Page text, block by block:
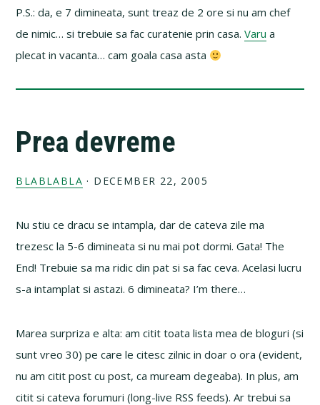
P.S.: da, e 7 dimineata, sunt treaz de 2 ore si nu am chef
de nimic… si trebuie sa fac curatenie prin casa.Varu a
plecat in vacanta… cam goala casa asta
Prea devreme
BLABLABLA · DECEMBER 22, 2005
Nu stiu ce dracu se intampla, dar de cateva zile ma
trezesc la 5-6 dimineata si nu mai pot dormi. Gata! The
End! Trebuie sa ma ridic din pat si sa fac ceva. Acelasi lucru
s-a intamplat si astazi. 6 dimineata? I’m there…
Marea surpriza e alta: am citit toata lista mea de bloguri (si
sunt vreo 30) pe care le citesc zilnic in doar o ora (evident,
nu am citit post cu post, ca muream degeaba). In plus, am
citit si cateva forumuri (long-live RSS feeds). Ar trebui sa